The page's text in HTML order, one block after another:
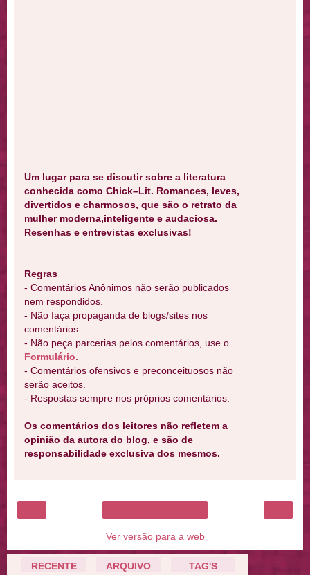
Um lugar para se discutir sobre a literatura
conhecida como Chick–Lit. Romances, leves,
divertidos e charmosos, que são o retrato da
mulher moderna,inteligente e audaciosa.
Resenhas e entrevistas exclusivas!
Regras
- Comentários Anônimos não serão publicados
nem respondidos.
- Não faça propaganda de blogs/sites nos
comentários.
- Não peça parcerias pelos comentários, use o
Formulário
- Comentários ofensivos e preconceituosos não
serão aceitos.
- Respostas sempre nos próprios comentários.
Os comentários dos leitores não refletem a
opinião da autora do blog, e são de
responsabilidade exclusiva dos mesmos.
Ver versão para a web
RECENTE ARQUIVO TAG'S